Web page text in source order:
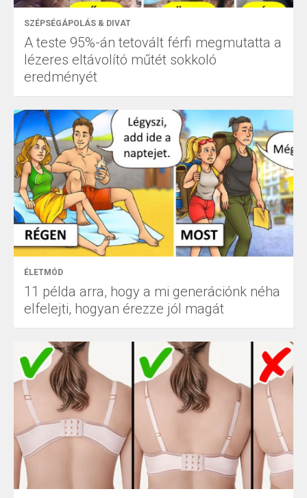
SZÉPSÉGÁPOLÁS & DIVAT
A teste 95%-án tetovált férfi megmutatta a
lézeres eltávolító műtét sokkoló
eredményét
ÉLETMÓD
11 példa arra, hogy a mi generációnk néha
elfelejti, hogyan érezze jól magát